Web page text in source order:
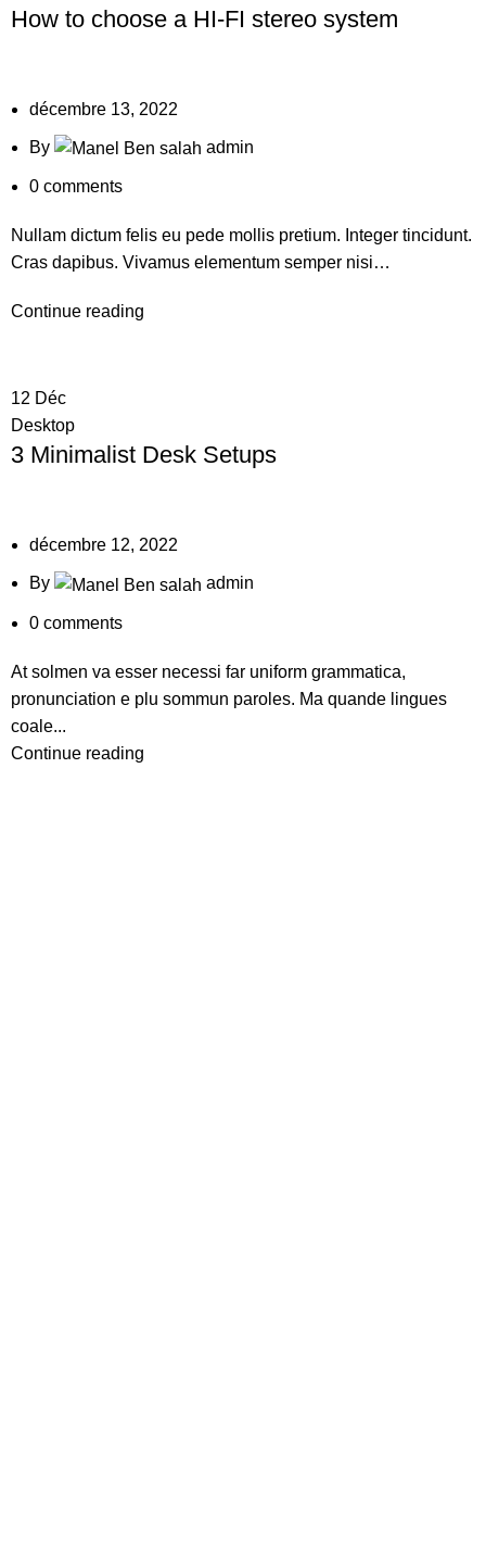
How to choose a HI-FI stereo system
décembre 13, 2022
By admin
0 comments
Nullam dictum felis eu pede mollis pretium. Integer tincidunt.
Cras dapibus. Vivamus elementum semper nisi…
Continue reading
12 Déc
Desktop
3 Minimalist Desk Setups
décembre 12, 2022
By admin
0 comments
At solmen va esser necessi far uniform grammatica,
pronunciation e plu sommun paroles. Ma quande lingues
coale...
Continue reading